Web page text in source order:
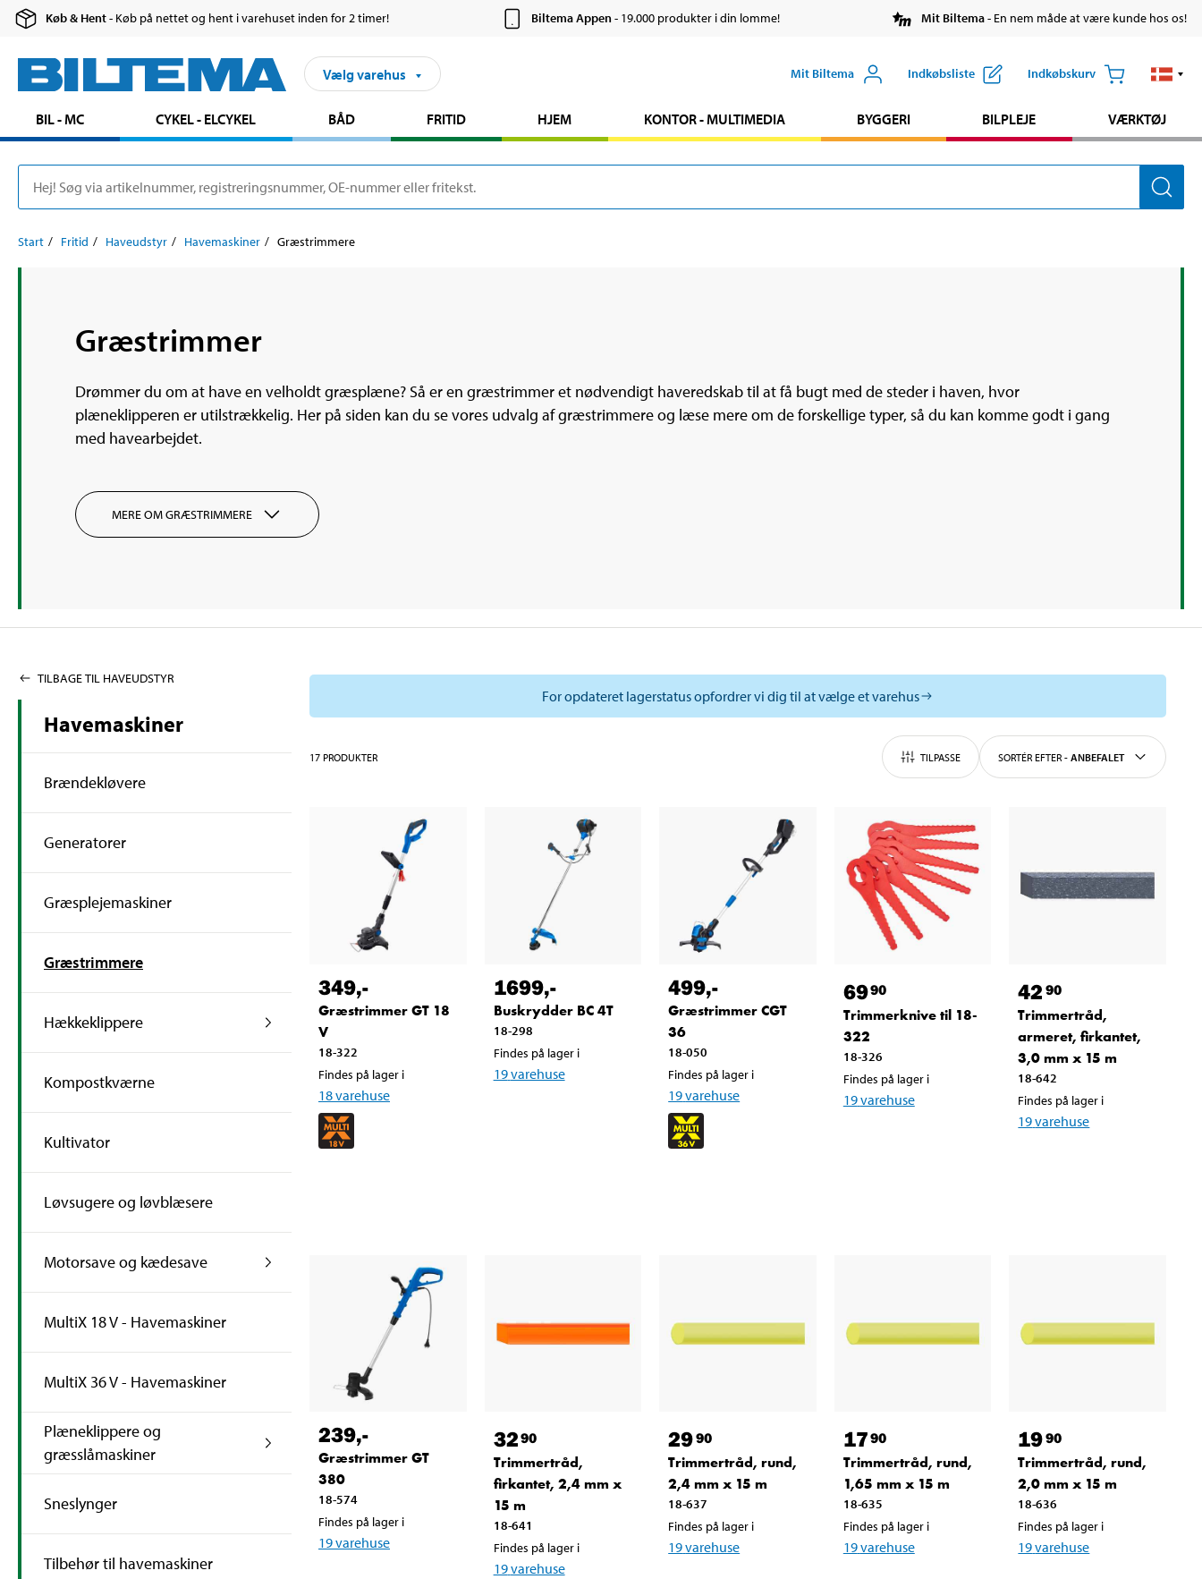
Køb & Hent- Køb på nettet og hent i varehuset inden for 2 timer! Biltema Appen- 19.000 produkter i din lomme! Mit Biltema- En nem måde at være kunde hos os!
Vælg varehus Mit Biltema Indkøbsliste Indkøbskurv
BIL - MC CYKEL - ELCYKEL BÅD FRITID HJEM KONTOR - MULTIMEDIA BYGGERI BILPLEJE VÆRKTØJ
Start Fritid Haveudstyr Havemaskiner Græstrimmere
Græstrimmer
Drømmer du om at have en velholdt græsplæne? Så er en græstrimmer et nødvendigt haveredskab til at få bugt med de steder i haven, hvor
plæneklipperen er utilstrækkelig. Her på siden kan du se vores udvalg af græstrimmere og læse mere om de forskellige typer, så du kan komme godt i gang
med havearbejdet.
MERE OM GRÆSTRIMMERE
TILBAGE TIL HAVEUDSTYR
Havemaskiner
Brændekløvere
Generatorer
Græsplejemaskiner
Græstrimmere
Hækkeklippere
Kompostkværne
Kultivator
Løvsugere og løvblæsere
Motorsave og kædesave
MultiX 18 V - Havemaskiner
MultiX 36 V - Havemaskiner
Plæneklippere og
græsslåmaskiner
Sneslynger
Tilbehør til havemaskiner
For opdateret lagerstatus opfordrer vi dig til at vælge et varehus
17 PRODUKTER TILPASSE SORTÉR EFTER - ANBEFALET
349,-
Græstrimmer GT 18
V
18-322
Findes på lager i
18varehuse
1699,-
Buskrydder BC 4T
18-298
Findes på lager i
19varehuse
499,-
Græstrimmer CGT
36
18-050
Findes på lager i
19varehuse
6990
Trimmerknive til 18-
322
18-326
Findes på lager i
19varehuse
42 90
Trimmertråd,
armeret, firkantet,
3,0 mm x 15 m
18-642
Findes på lager i
19varehuse
239,-
Græstrimmer GT
380
18-574
Findes på lager i
19varehuse
3290
Trimmertråd,
firkantet, 2,4 mm x
15 m
18-641
Findes på lager i
19varehuse
2990
Trimmertråd, rund,
2,4 mm x 15 m
18-637
Findes på lager i
19varehuse
1790
Trimmertråd, rund,
1,65 mm x 15 m
18-635
Findes på lager i
19varehuse
1990
Trimmertråd, rund,
2,0 mm x 15 m
18-636
Findes på lager i
19varehuse